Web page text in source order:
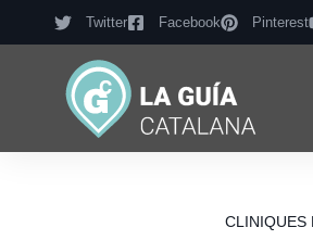
Twitter Facebook Pinterest
CLINIQUES